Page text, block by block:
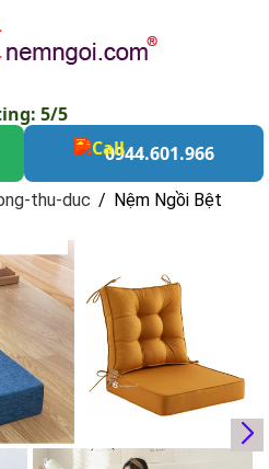
5/5
0944.601.966
thu-duc / Nệm Ngồi Bệt